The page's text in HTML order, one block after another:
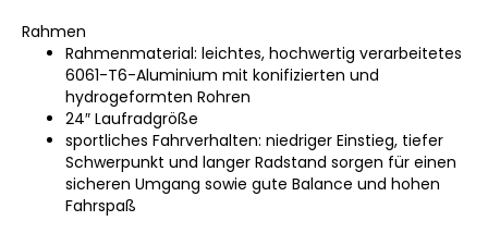
Rahmen
Rahmenmaterial: leichtes, hochwertig verarbeitetes
6061-T6-Aluminium mit konifizierten und
hydrogeformten Rohren
24″ Laufradgröße
sportliches Fahrverhalten: niedriger Einstieg, tiefer
Schwerpunkt und langer Radstand sorgen für einen
sicheren Umgang sowie gute Balance und hohen
Fahrspaß